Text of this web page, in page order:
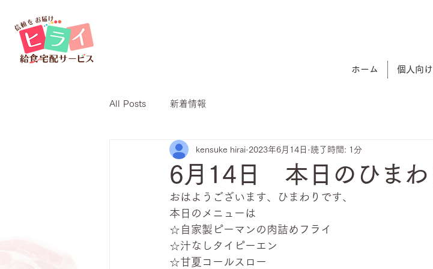
ホーム 個人向
All Posts 新着情報
6月14日 本日のひまわ
kensuke hirai 2023年6月14日 読了時間: 1分
おはようございます、ひまわりです、
本日のメニューは
☆自家製ピーマンの肉詰めフライ
☆汁なしタイピーエン
☆甘夏コールスロー